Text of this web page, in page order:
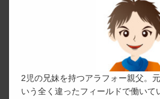
2児の兄妹を持つアラフォー親父。
いう全く違ったフィールドで働いて